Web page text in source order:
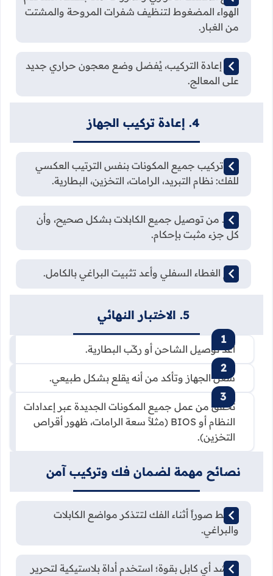
الهواء المضغوط لتنظيف شفرات المروحة والمشتت
من الغبار.
عند إعادة التركيب، يُفضل وضع معجون حراري جديد
على المعالج.
4. إعادة تركيب الجهاز
أعد تركيب جميع المكونات بنفس الترتيب العكسي
للفك: نظام التبريد، الرامات، التخزين، البطارية.
تأكد من توصيل جميع الكابلات بشكل صحيح، وأن
كل جزء مثبت بإحكام.
ضع الغطاء السفلي وأعد تثبيت البراغي بالكامل.
5. الاختبار النهائي
أعد توصيل الشاحن أو ركّب البطارية.
شغّل الجهاز وتأكد من أنه يقلع بشكل طبيعي.
تحقق من عمل جميع المكونات الجديدة عبر إعدادات
النظام أو BIOS (مثلاً سعة الرامات، ظهور أقراص
التخزين).
نصائح مهمة لضمان فك وتركيب آمن
التقط صوراً أثناء الفك لتتذكر مواضع الكابلات
والبراغي.
لا تشد أي كابل بقوة؛ استخدم أداة بلاستيكية لتحرير